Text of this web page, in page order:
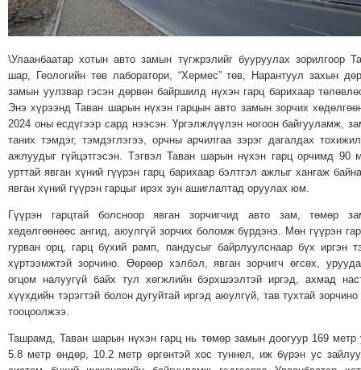
МЭДЭХҮЙ
ТЕХНОЛОГИ
ЭРДЭНЭТ
ҮЙЛДВЭРИЙН
ЭРГЭН
ТОЙРОНД
ХАВРЫН
ЧУУЛГАНЫ
ИЙН
ЭРГЭН
ТОЙРОНД
"ЖИ
ЭРГЭН
ТОЙРОНД
\Улаанбаатар хотын авто замын түгжрэлийг бууруулах зорилгоор
шар, Геологийн төв лаборатори, “Хермес” төв, Нарантуул захын
замын уулзвар гэсэн дөрвөн байршилд нүхэн гарц барихаар
Энэ хүрээнд Таван шарын нүхэн гарцын авто замын зорчих
2024 оны есдүгээр сард нээсэн. Үргэлжлүүлэн ногоон байгууламж,
таних тэмдэг, тэмдэглэгээ, орчны арчилгаа зэрэг дагалдах
ажлуудыг гүйцэтгэсэн. Тэгвэл Таван шарын нүхэн гарц орчимд 90
урттай явган хүний гүүрэн гарц барихаар бэлтгэл ажлыг хангаж
явган хүний гүүрэн гарцыг ирэх зун ашиглалтад оруулах юм.
Гүүрэн гарцтай болсноор явган зорчигчид авто зам, төмөр
хөдөлгөөнөөс ангид, аюулгүй зорчих боломж бүрдэнэ. Мөн гүүрэн
гурван орц, гарц бүхий рамп, пандусыг байрлуулснаар бүх иргэн
хүртээмжтэй зорчино. Өөрөөр хэлбэл, явган зорчигч өгсөх,
огцом налуугүй байх тул хөгжлийн бэрхшээлтэй иргэд, ахмад
хүүхдийн тэрэгтэй болон дугуйтай иргэд аюулгүй, тав тухтай зорчино
тооцоолжээ.
Ташрамд, Таван шарын нүхэн гарц нь төмөр замын доогуур 169 метр
5.8 метр өндөр, 10.2 метр өргөнтэй хос туннел, иж бүрэн ус